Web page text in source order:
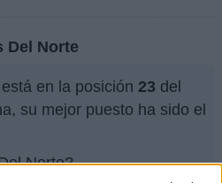
Del Norte
está en la posición 23 del
su mejor puesto ha sido el
Norte?